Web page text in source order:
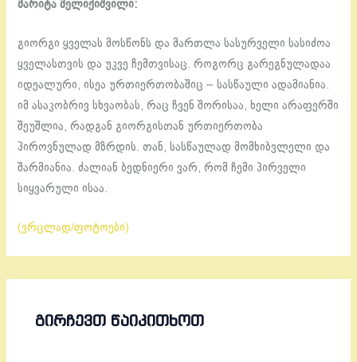
მარიტა მელიქიშვილი:
გიორგი ყველას მოსწონს და მართლა სასურველი სასიძოა
ყველასთვის და უკვე ჩემთვისაც. როგორც გარეგნულადაა
იდეალური, ისეა ურთიერთობაშიც – სასწაული ადამიანია.
იმ ასაკობრივ სხვაობას, რაც ჩვენ შორისაა, ხელი არაფერში
შეუშლია, რადგან გიორგისთან ურთიერთობა
პიროვნულად მზრდის. თან, სასწაულად მომხიბვლელი და
შარმიანია. ძალიან ბედნიერი ვარ, რომ ჩემი პირველი
სიყვარული ისაა.
(ვრცლად/ფოტოები)
ᲒᲘᲠᲩᲔᲕᲗ ᲬᲐᲘᲙᲘᲗᲮᲝᲗ